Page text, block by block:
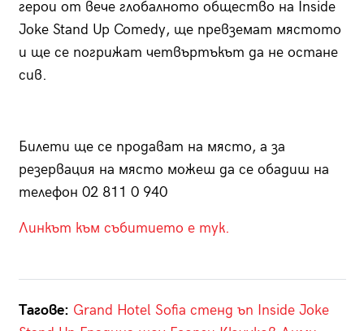
герои от вече глобалното общество на Inside
Joke Stand Up Comedy, ще превземат мястото
и ще се погрижат четвъртъкът да не остане
сив.
Билети ще се продават на място, а за
резервация на място можеш да се обадиш на
телефон 02 811 0 940
Линкът към събитието е тук.
Тагове: Grand Hotel Sofia стенд ъп Inside Joke